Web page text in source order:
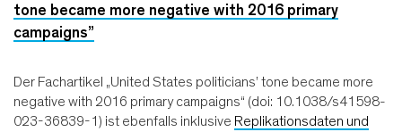
tone became more negative with 2016 primary
campaigns”
Der Fachartikel „United States politicians’ tone became more
negative with 2016 primary campaigns“ (doi: 10.1038/s41598-
023-36839-1) ist ebenfalls inklusive Replikationsdaten und